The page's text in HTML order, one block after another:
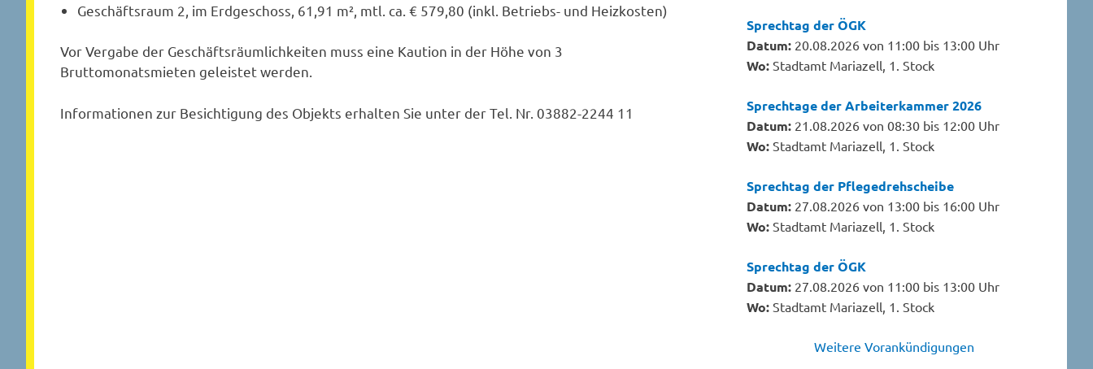
Geschäftsraum 2, im Erdgeschoss, 61,91 m², mtl. ca. € 579,80 (inkl. Betriebs- und Heizkosten)
Vor Vergabe der Geschäftsräumlichkeiten muss eine Kaution in der Höhe von 3
Bruttomonatsmieten geleistet werden.
Informationen zur Besichtigung des Objekts erhalten Sie unter der Tel. Nr. 03882-2244 11
Sprechtag der ÖGK
Datum: 20.08.2026 von 11:00 bis 13:00 Uhr
Wo: Stadtamt Mariazell, 1. Stock
Sprechtage der Arbeiterkammer 2026
Datum: 21.08.2026 von 08:30 bis 12:00 Uhr
Wo: Stadtamt Mariazell, 1. Stock
Sprechtag der Pflegedrehscheibe
Datum: 27.08.2026 von 13:00 bis 16:00 Uhr
Wo: Stadtamt Mariazell, 1. Stock
Sprechtag der ÖGK
Datum: 27.08.2026 von 11:00 bis 13:00 Uhr
Wo: Stadtamt Mariazell, 1. Stock
Weitere Vorankündigungen